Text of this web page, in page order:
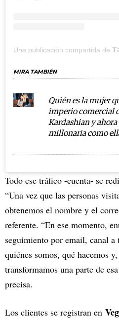
MIRA TAMBIÉN
Quién es la mujer
imperio comercial
Kardashian y ahora
millonaria como
Todo ese tráfico -cuenta- se
“Una vez que las personas
obtenemos el nombre y el
referente. “En ese momento,
seguimiento por email, canal a
quiénes somos, qué hacemos
transformamos una parte de
precisa.
Los clientes se registran en